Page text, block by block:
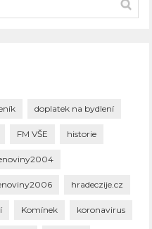
doplatek na bydlení
FM VŠE historie
hradeczije.cz
Komínek koronavirus